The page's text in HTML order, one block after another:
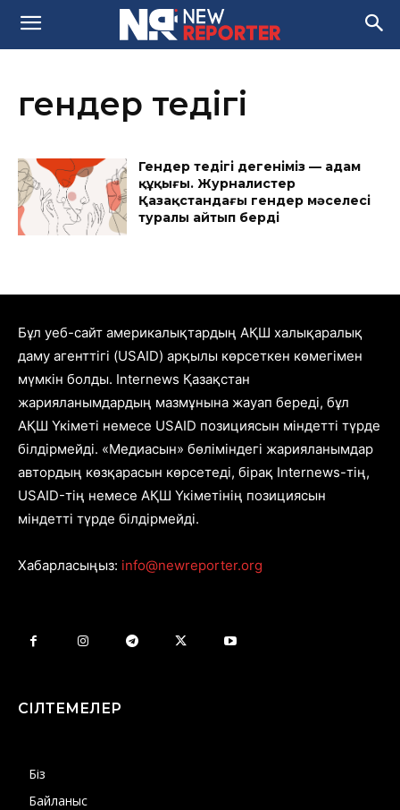
гендер теңдігі
Гендер теңдігі дегеніміз — адам
құқығы. Журналистер
Қазақстандағы гендер мәселесі
туралы айтып берді
Бұл уеб-сайт америкалықтардың АҚШ халықаралық
даму агенттігі (USAID) арқылы көрсеткен көмегімен
мүмкін болды. Internews Қазақстан
жарияланымдардың мазмұнына жауап береді, бұл
АҚШ Үкіметі немесе USAID позициясын міндетті түрде
білдірмейді. «Медиасын» бөліміндегі жарияланымдар
автордың көзқарасын көрсетеді, бірақ Internews-тің,
USAID-тің немесе АҚШ Үкіметінің позициясын
міндетті түрде білдірмейді.
Хабарласыңыз: info@newreporter.org
СІЛТЕМЕЛЕР
Біз
Байланыс